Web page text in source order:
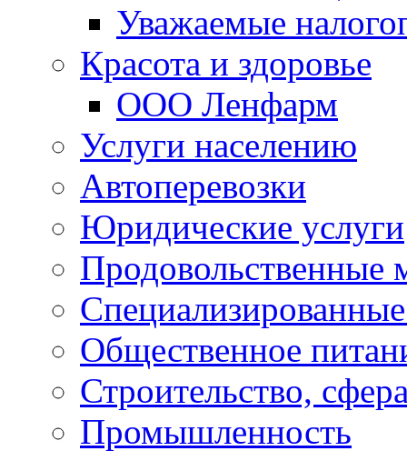
Уважаемые
Красота и здоровье
ООО Ленфарм
Услуги населению
Автоперевозки
Юридические услуги
Продовольственные
Общественное
Строительство,
Промышленность